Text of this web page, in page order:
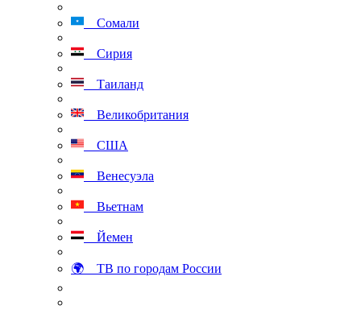
Сомали
Сирия
Таиланд
Великобритания
США
Венесуэла
Вьетнам
Йемен
🌍 ТВ по городам России